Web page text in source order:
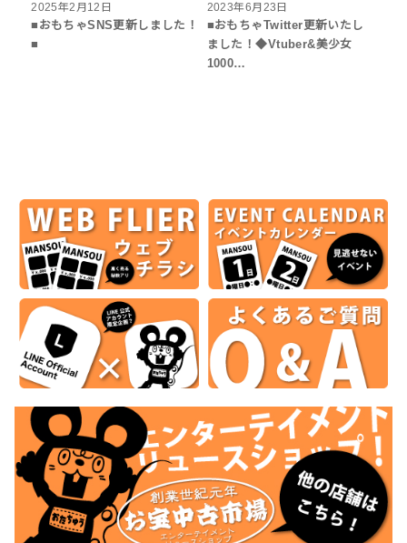
2025年2月12日
■おもちゃSNS更新しました！
■
2023年6月23日
■おもちゃTwitter更新いたし
ました！◆Vtuber&美少女
1000…